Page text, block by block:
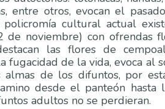
entre otros, evocan el
cultural actual
de noviembre) con ofrendas
las flores de
fugacidad de la vida, evoca al
almas de los difuntos, por
desde el panteón hasta
adultos no se perdieran.